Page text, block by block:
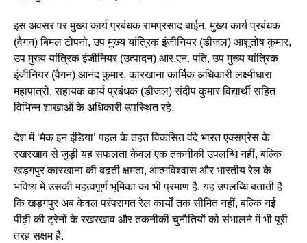
इस अवसर पर मुख्य कार्य प्रबंधक रामप्रसाद बाईन, मुख्य कार्य प्रबंधक
(वैगन) बिमल टोपनो, उप मुख्य यांत्रिक इंजीनियर (डीजल) आशुतोष कुमार,
उप मुख्य यांत्रिक इंजीनियर (उत्पादन) आर.एन. पति, उप मुख्य यांत्रिक
इंजीनियर (वैगन) आनंद कुमार, कारखाना कार्मिक अधिकारी लक्ष्मीधारा
महापात्रो, सहायक कार्य प्रबंधक (डीजल) संदीप कुमार विद्यार्थी सहित
विभिन्न शाखाओं के अधिकारी उपस्थित रहे.
देश में ‘मेक इन इंडिया’ पहल के तहत विकसित वंदे भारत एक्सप्रेस के
रखरखाव से जुड़ी यह सफलता केवल एक तकनीकी उपलब्धि नहीं, बल्कि
खड़गपुर कारखाना की बढ़ती क्षमता, आत्मविश्वास और भारतीय रेल के
भविष्य में उसकी महत्वपूर्ण भूमिका का भी प्रमाण है. यह उपलब्धि बताती है
कि खड़गपुर अब केवल परंपरागत रेल कार्यों तक सीमित नहीं, बल्कि नई
पीढ़ी की ट्रेनों के रखरखाव और तकनीकी चुनौतियों को संभालने में भी पूरी
तरह सक्षम है.